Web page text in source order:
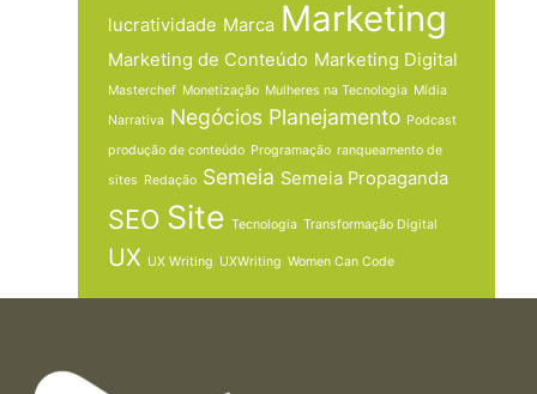
lucratividade Marca Marketing
Marketing de Conteúdo Marketing Digital
Masterchef Monetização Mulheres na Tecnologia Mídia
Narrativa Negócios Planejamento Podcast
produção de conteúdo Programação ranqueamento de
sites Redação Semeia Semeia Propaganda
SEO Site Tecnologia Transformação Digital
UX UX Writing UXWriting Women Can Code